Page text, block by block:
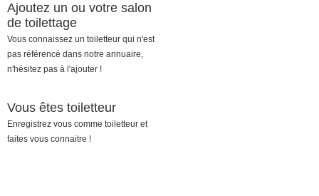
Ajoutez un ou votre salon
de toilettage
Vous connaissez un toiletteur qui n'est
pas référencé dans notre annuaire,
n'hésitez pas à l'ajouter !
Vous êtes toiletteur
Enregistrez vous comme toiletteur et
faites vous connaitre !